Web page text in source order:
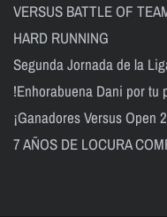
VERSUS BATTLE OF
HARD RUNNING
Segunda Jornada de la
!Enhorabuena Dani por tu
¡Ganadores Versus Open
7 AÑOS DE LOCURA